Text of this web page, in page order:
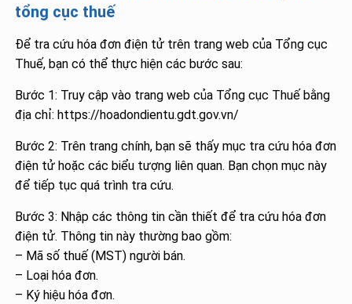
tổng cục thuế
Để tra cứu hóa đơn điện tử trên trang web của Tổng cục
Thuế, bạn có thể thực hiện các bước sau:
Bước 1: Truy cập vào trang web của Tổng cục Thuế bằng
địa chỉ: https://hoadondientu.gdt.gov.vn/
Bước 2: Trên trang chính, bạn sẽ thấy mục tra cứu hóa đơn
điện tử hoặc các biểu tượng liên quan. Bạn chọn mục này
để tiếp tục quá trình tra cứu.
Bước 3: Nhập các thông tin cần thiết để tra cứu hóa đơn
điện tử. Thông tin này thường bao gồm:
– Mã số thuế (MST) người bán.
– Loại hóa đơn.
– Ký hiệu hóa đơn.